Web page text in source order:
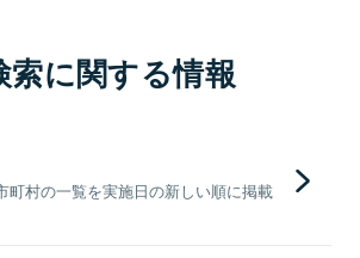
索に関する情報
町村の一覧を実施日の新しい順に掲載